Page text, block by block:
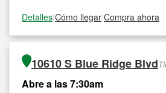
Detalles|Cómo llegar|Compra ahora
10610 S Blue Ridge Blvd
Abre a las 7:30am